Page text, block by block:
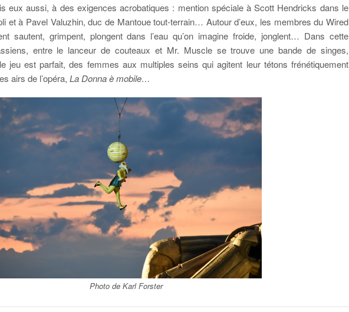
eux aussi, à des exigences acrobatiques : mention spéciale à Scott Hendricks dans le
et à Pavel Valuzhin, duc de Mantoue tout-terrain… Autour d’eux, les membres du Wired
sautent, grimpent, plongent dans l’eau qu’on imagine froide, jonglent… Dans cette
entre le lanceur de couteaux et Mr. Muscle se trouve une bande de singes,
jeu est parfait, des femmes aux multiples seins qui agitent leur tétons frénétiquement
airs de l’opéra, La Donna è mobile…
Photo de Karl Forster